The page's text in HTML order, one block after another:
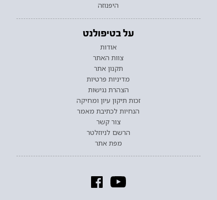
היפנוזה
על בטיפולנט
אודות
צוות האתר
תקנון אתר
מדיניות פרטיות
הצהרת נגישות
זכות תיקון עיון ומחיקה
הנחיות לכתיבת מאמר
צור קשר
הרשם לניוזלטר
מפת אתר